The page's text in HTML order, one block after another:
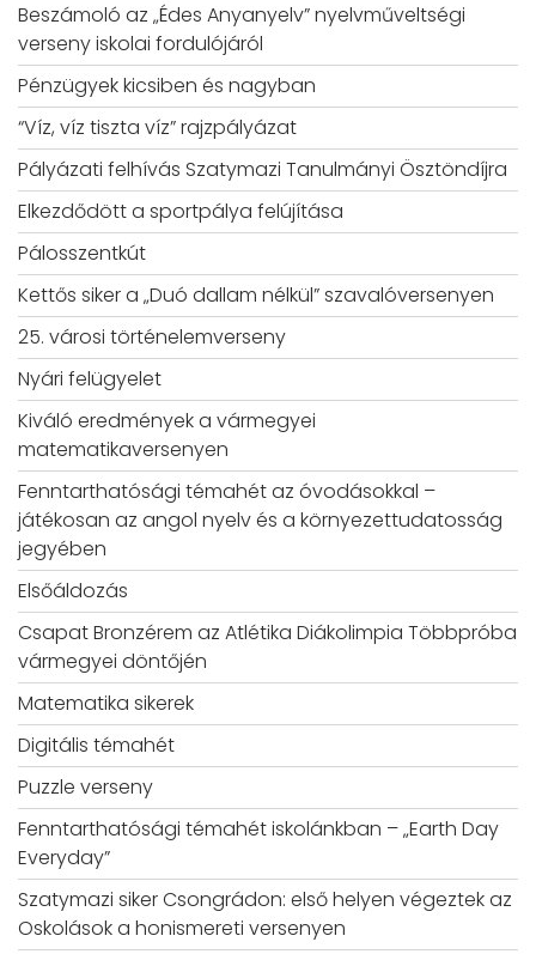
Beszámoló az „Édes Anyanyelv” nyelvműveltségi
verseny iskolai fordulójáról
Pénzügyek kicsiben és nagyban
“Víz, víz tiszta víz” rajzpályázat
Pályázati felhívás Szatymazi Tanulmányi Ösztöndíjra
Elkezdődött a sportpálya felújítása
Pálosszentkút
Kettős siker a „Duó dallam nélkül” szavalóversenyen
25. városi történelemverseny
Nyári felügyelet
Kiváló eredmények a vármegyei
matematikaversenyen
Fenntarthatósági témahét az óvodásokkal –
játékosan az angol nyelv és a környezettudatosság
jegyében
Elsőáldozás
Csapat Bronzérem az Atlétika Diákolimpia Többpróba
vármegyei döntőjén
Matematika sikerek
Digitális témahét
Puzzle verseny
Fenntarthatósági témahét iskolánkban – „Earth Day
Everyday”
Szatymazi siker Csongrádon: első helyen végeztek az
Oskolások a honismereti versenyen